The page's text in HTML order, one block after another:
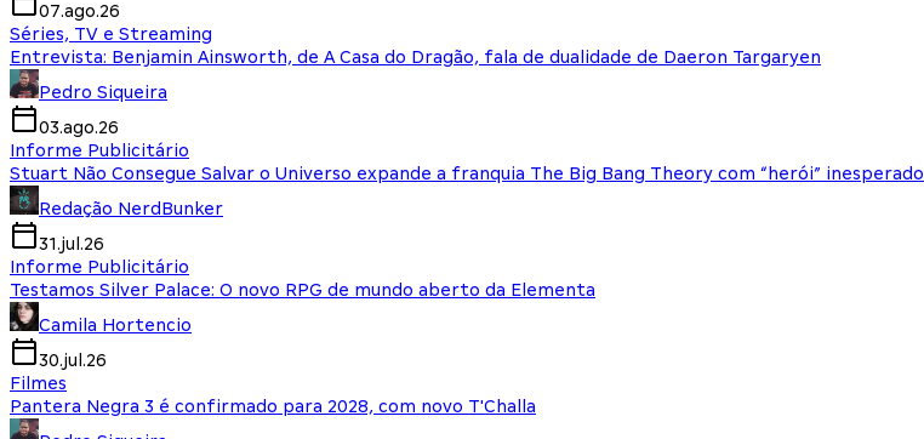
07.ago.26
Séries, TV e Streaming
Entrevista: Benjamin Ainsworth, de A Casa do Dragão, fala de dualidade de Daeron Targaryen
Pedro Siqueira
03.ago.26
Informe Publicitário
Stuart Não Consegue Salvar o Universo expande a franquia The Big Bang Theory com “herói” inesperado
Redação NerdBunker
31.jul.26
Informe Publicitário
Testamos Silver Palace: O novo RPG de mundo aberto da Elementa
Camila Hortencio
30.jul.26
Filmes
Pantera Negra 3 é confirmado para 2028, com novo T'Challa